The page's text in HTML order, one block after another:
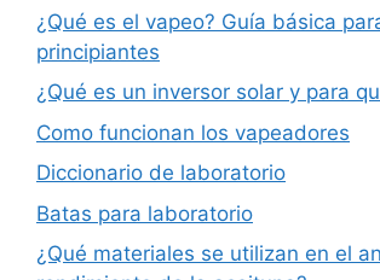
¿Qué es el vapeo? Guía básica
principiantes
¿Qué es un inversor solar y para
Como funcionan los vapeadores
Diccionario de laboratorio
Batas para laboratorio
¿Qué materiales se utilizan en el